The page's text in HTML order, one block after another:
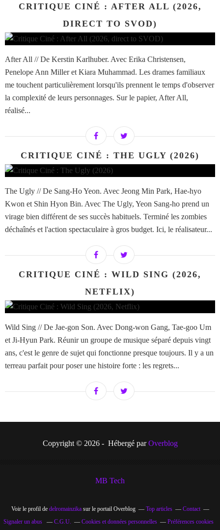
CRITIQUE CINÉ : AFTER ALL (2026,
DIRECT TO SVOD)
After All // De Kerstin Karlhuber. Avec Erika Christensen,
Penelope Ann Miller et Kiara Muhammad. Les drames familiaux
me touchent particulièrement lorsqu'ils prennent le temps d'observer
la complexité de leurs personnages. Sur le papier, After All,
réalisé...
CRITIQUE CINÉ : THE UGLY (2026)
The Ugly // De Sang-Ho Yeon. Avec Jeong Min Park, Hae-hyo
Kwon et Shin Hyon Bin. Avec The Ugly, Yeon Sang-ho prend un
virage bien différent de ses succès habituels. Terminé les zombies
déchaînés et l'action spectaculaire à gros budget. Ici, le réalisateur...
CRITIQUE CINÉ : WILD SING (2026,
NETFLIX)
Wild Sing // De Jae-gon Son. Avec Dong-won Gang, Tae-goo Um
et Ji-Hyun Park. Réunir un groupe de musique séparé depuis vingt
ans, c'est le genre de sujet qui fonctionne presque toujours. Il y a un
terreau parfait pour poser une histoire forte : les regrets...
Copyright © 2026 - Hébergé parOverblog
MB Tech
Voir le profil de delromainzikasur le portail Overblog Top articles
Contact
Signaler un abus
C.G.U. Cookies et données personnelles Préférences cookies